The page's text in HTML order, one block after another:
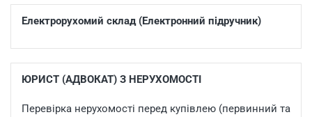
Електрорухомий склад (Електронний підручник)
ЮРИСТ (АДВОКАТ) З НЕРУХОМОСТІ
Перевірка нерухомості перед купівлею (первинний та